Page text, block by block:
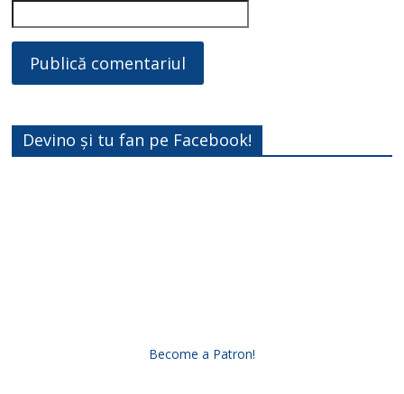
Devino și tu fan pe Facebook!
Become a Patron!